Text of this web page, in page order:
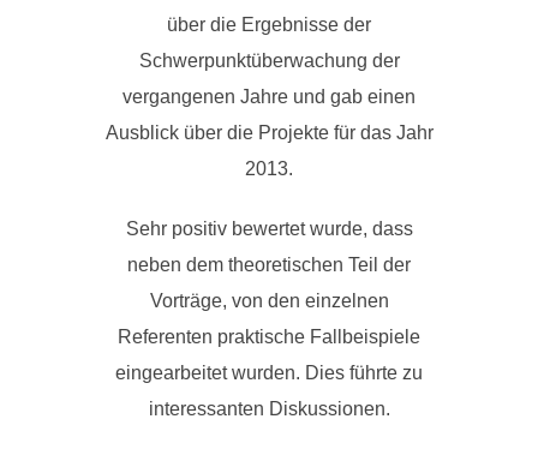
über die Ergebnisse der
Schwerpunktüberwachung der
vergangenen Jahre und gab einen
Ausblick über die Projekte für das Jahr
2013.
Sehr positiv bewertet wurde, dass
neben dem theoretischen Teil der
Vorträge, von den einzelnen
Referenten praktische Fallbeispiele
eingearbeitet wurden. Dies führte zu
interessanten Diskussionen.